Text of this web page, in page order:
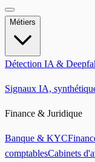
Métiers
Détection IA &
Signaux IA,
Finance & Juridique
Banque & KYC
comptablesCabinets